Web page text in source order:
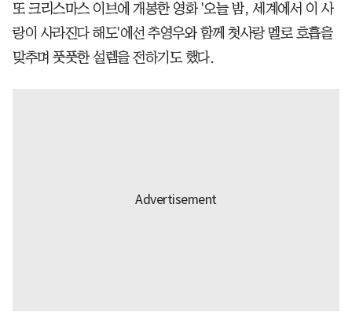
또 크리스마스 이브에 개봉한 영화 '오늘 밤, 세계에서 이 사
랑이 사라진다 해도'에선 추영우와 함께 첫사랑 멜로 호흡을
맞추며 풋풋한 설렘을 전하기도 했다.